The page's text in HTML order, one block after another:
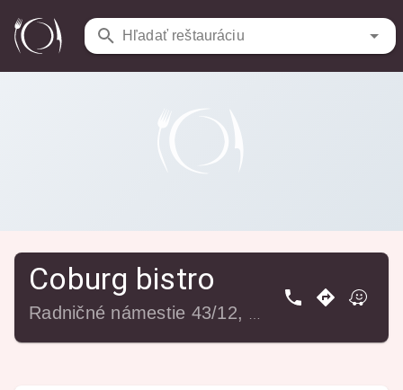
Hľadať reštauráciu
Reštaurácie / Coburg bistro
Coburg bistro